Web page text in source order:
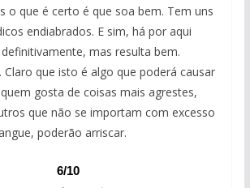
o que é certo é que soa bem. Tem uns
endiabrados. E sim, há por aqui
mas resulta bem.
Claro que isto é algo que poderá causar
gosta de coisas mais agrestes,
que não se importam com excesso
poderão arriscar.
6/10